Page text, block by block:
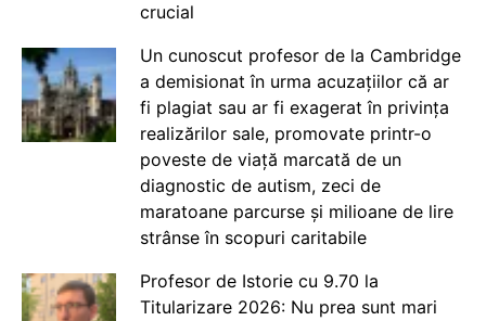
crucial
Un cunoscut profesor de la Cambridge
a demisionat în urma acuzațiilor că ar
fi plagiat sau ar fi exagerat în privința
realizărilor sale, promovate printr-o
poveste de viață marcată de un
diagnostic de autism, zeci de
maratoane parcurse și milioane de lire
strânse în scopuri caritabile
Profesor de Istorie cu 9.70 la
Titularizare 2026: Nu prea sunt mari